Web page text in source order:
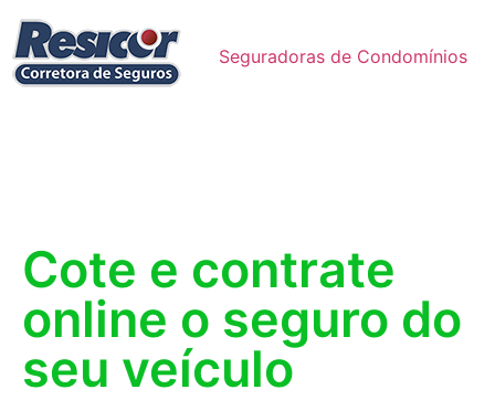
Seguradoras de Condomínios
Cote e contrate
online o seguro do
seu veículo